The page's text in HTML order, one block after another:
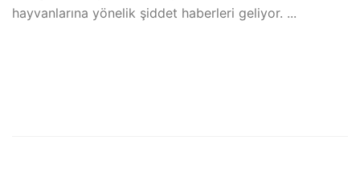
hayvanlarına yönelik şiddet haberleri geliyor. ...